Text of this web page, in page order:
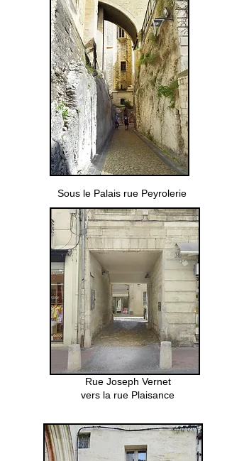
Sous le Palais rue Peyrolerie
Rue Joseph Vernet
vers la rue Plaisance